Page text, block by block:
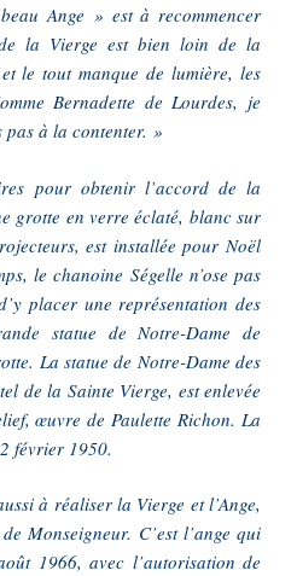
Ange » est à recommencer
la Vierge est bien loin de la
le tout manque de lumière, les
Bernadette de Lourdes, je
à la contenter. »
pour obtenir l’accord de la
grotte en verre éclaté, blanc sur
est installée pour Noël
le chanoine Ségelle n’ose pas
placer une représentation des
statue de Notre-Dame de
La statue de Notre-Dame des
de la Sainte Vierge, est enlevée
œuvre de Paulette Richon. La
février 1950.
à réaliser la Vierge et l’Ange,
Monseigneur. C’est l’ange qui
1966, avec l’autorisation de